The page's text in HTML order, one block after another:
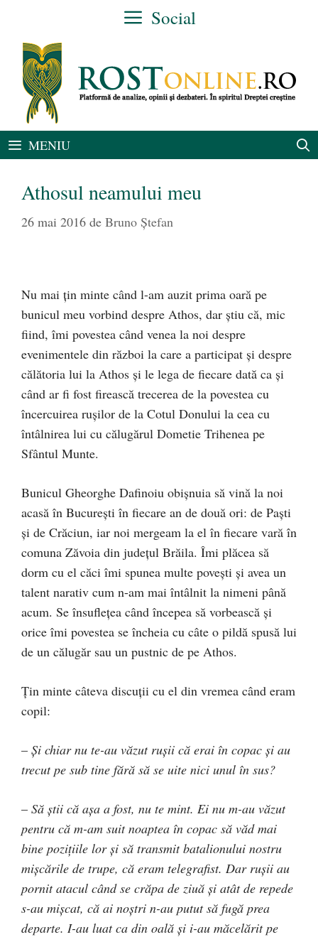
conținut
Social
MENIU
Athosul neamului meu
26 mai 2016 de Bruno Ștefan
Nu mai ţin minte când l-am auzit prima oară pe
bunicul meu vorbind despre Athos, dar ştiu că, mic
fiind, îmi povestea când venea la noi despre
evenimentele din război la care a participat şi despre
călătoria lui la Athos şi le lega de fiecare dată ca şi
când ar fi fost firească trecerea de la povestea cu
încercuirea ruşilor de la Cotul Donului la cea cu
întâlnirea lui cu călugărul Dometie Trihenea pe
Sfântul Munte.
Bunicul Gheorghe Dafinoiu obişnuia să vină la noi
acasă în Bucureşti în fiecare an de două ori: de Paşti
şi de Crăciun, iar noi mergeam la el în fiecare vară în
comuna Zăvoia din judeţul Brăila. Îmi plăcea să
dorm cu el căci îmi spunea multe poveşti şi avea un
talent narativ cum n-am mai întâlnit la nimeni până
acum. Se însufleţea când începea să vorbească şi
orice îmi povestea se încheia cu câte o pildă spusă lui
de un călugăr sau un pustnic de pe Athos.
Ţin minte câteva discuţii cu el din vremea când eram
copil:
– Şi chiar nu te-au văzut ruşii că erai în copac şi au
trecut pe sub tine fără să se uite nici unul în sus?
– Să ştii că aşa a fost, nu te mint. Ei nu m-au văzut
pentru că m-am suit noaptea în copac să văd mai
bine poziţiile lor şi să transmit batalionului nostru
mişcările de trupe, că eram telegrafist. Dar ruşii au
pornit atacul când se crăpa de ziuă şi atât de repede
s-au mişcat, că ai noştri n-au putut să fugă prea
departe. I-au luat ca din oală şi i-au măcelărit pe